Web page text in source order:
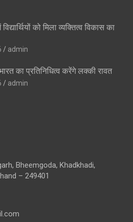
को मिला व्यक्तित्व विकास का
admin
का प्रतिनिधित्व करेंगे लक्की रावत
admin
Bheemgoda, Khadkhadi,
– 249401